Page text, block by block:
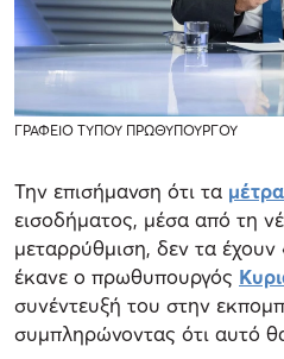
ΓΡΑΦΕΙΟ ΤΥΠΟΥ ΠΡΩΘΥΠΟΥΡΓΟΥ
Την επισήμανση ότι τα
εισοδήματος, μέσα από τη
μεταρρύθμιση, δεν τα έχουν
έκανε ο πρωθυπουργός
συνέντευξή του στην
συμπληρώνοντας ότι αυτό